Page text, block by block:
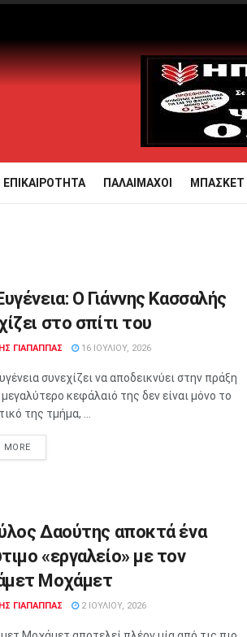
ΕΠΙΚΑΙΡΟΤΗΤΑ ΠΑΛΑΙΜΑΧΟΙ ΜΠΑΣΚΕΤ
Ο Γιάννης Κασσαλής
στο σπίτι του
ΓΊΑΠΑΠΠΑΣ 16 ΙΟΥΛΊΟΥ, 2026
συνεχίζει να αποδεικνύει στην πράξη
κεφάλαιό της δεν είναι μόνο το
της τμήμα, ...
MORE
Δαούτης αποκτά ένα
«εργαλείο» με τον
Μοχάμετ
ΓΊΑΠΑΠΠΑΣ 2 ΙΟΥΛΊΟΥ, 2026